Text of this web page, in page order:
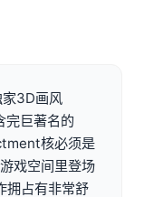
3D画风
巨著名的
核必须是
戏空间里登场
拥占有非常舒